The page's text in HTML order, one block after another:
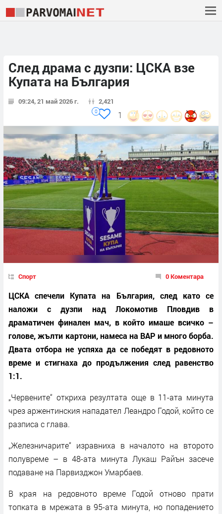
След драма с дузпи: ЦСКА взе
Купата на България
09:24, 21 май 2026 г. 2,421
1
0
Спорт 0 Коментара
ЦСКА спечели Купата на България, след като се
наложи с дузпи над Локомотив Пловдив в
драматичен финален мач, в който имаше всичко –
голове, жълти картони, намеса на ВАР и много борба.
Двата отбора не успяха да се победят в редовното
време и стигнаха до продължения след равенство
1:1.
„Червените“ откриха резултата още в 11-ата минута
чрез аржентинския нападател Леандро Годой, който се
разписа с глава.
„Железничарите“ изравниха в началото на второто
полувреме – в 48-ата минута Лукаш Райън засече
подаване на Парвизджон Умарбаев.
В края на редовното време Годой отново прати
топката в мрежата в 95-ата минута, но попадението